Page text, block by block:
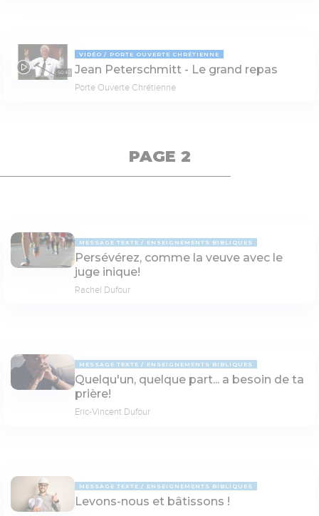
50:40
VIDÉO PORTE OUVERTE CHRÉTIENNE
Jean Peterschmitt - Le grand repas
Porte Ouverte Chrétienne
PAGE 2
MESSAGE TEXTE ENSEIGNEMENTS BIBLIQUES
Persévérez, comme la veuve avec le
juge inique!
Rachel Dufour
MESSAGE TEXTE ENSEIGNEMENTS BIBLIQUES
Quelqu'un, quelque part... a besoin de ta
prière!
Eric-Vincent Dufour
MESSAGE TEXTE ENSEIGNEMENTS BIBLIQUES
Levons-nous et bâtissons !